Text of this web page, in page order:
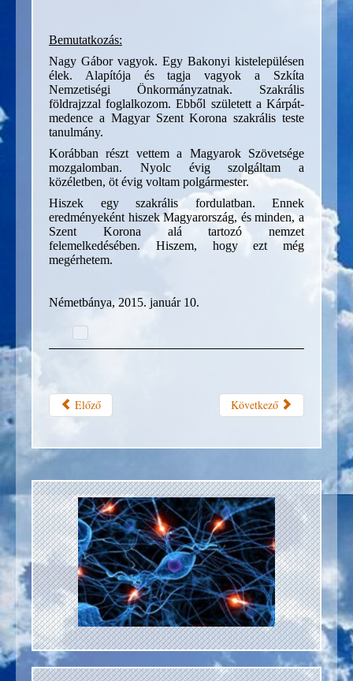
Bemutatkozás:
Nagy Gábor vagyok. Egy Bakonyi kistelepülésen
élek. Alapítója és tagja vagyok a Szkíta
Nemzetiségi Önkormányzatnak. Szakrális
földrajzzal foglalkozom. Ebből született a Kárpát-
medence a Magyar Szent Korona szakrális teste
tanulmány.
Korábban részt vettem a Magyarok Szövetsége
mozgalomban. Nyolc évig szolgáltam a
közéletben, öt évig voltam polgármester.
Hiszek egy szakrális fordulatban. Ennek
eredményeként hiszek Magyarország, és minden, a
Szent Korona alá tartozó nemzet
felemelkedésében. Hiszem, hogy ezt még
megérhetem.
Németbánya, 2015. január 10.
Előző Következő